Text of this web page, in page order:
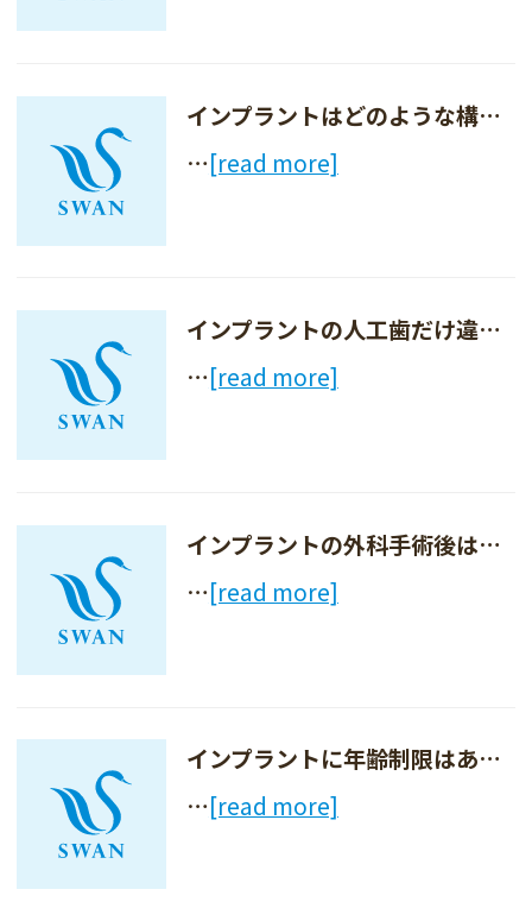
インプラントはどのような構造になっているのですか？
…[read more]
インプラントの人工歯だけ違った色味になることはありませんか？
…[read more]
インプラントの外科手術後はどのように過ごせばよいですか？
…[read more]
インプラントに年齢制限はありますか？
…[read more]